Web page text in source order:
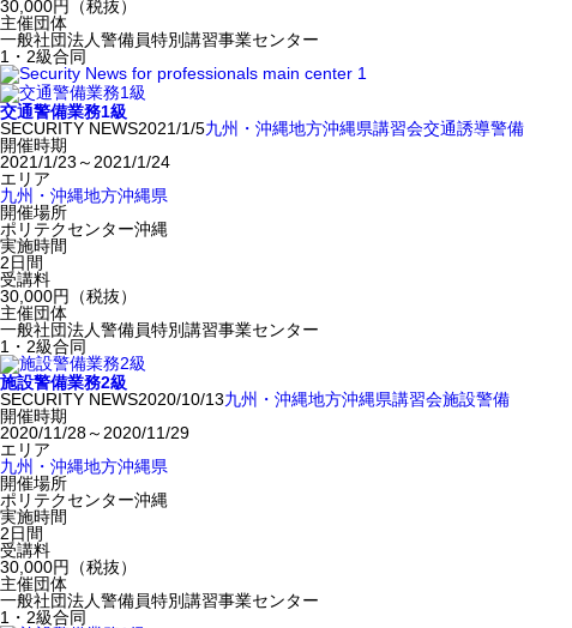
30,000円（税抜）
主催団体
一般社団法人警備員特別講習事業センター
1・2級合同
交通警備業務1級
SECURITY NEWS2021/1/5九州・沖縄地方沖縄県講習会交通誘導警備
開催時期
2021/1/23～2021/1/24
エリア
九州・沖縄地方沖縄県
開催場所
ポリテクセンター沖縄
実施時間
2日間
受講料
30,000円（税抜）
主催団体
一般社団法人警備員特別講習事業センター
1・2級合同
施設警備業務2級
SECURITY NEWS2020/10/13九州・沖縄地方沖縄県講習会施設警備
開催時期
2020/11/28～2020/11/29
エリア
九州・沖縄地方沖縄県
開催場所
ポリテクセンター沖縄
実施時間
2日間
受講料
30,000円（税抜）
主催団体
一般社団法人警備員特別講習事業センター
1・2級合同